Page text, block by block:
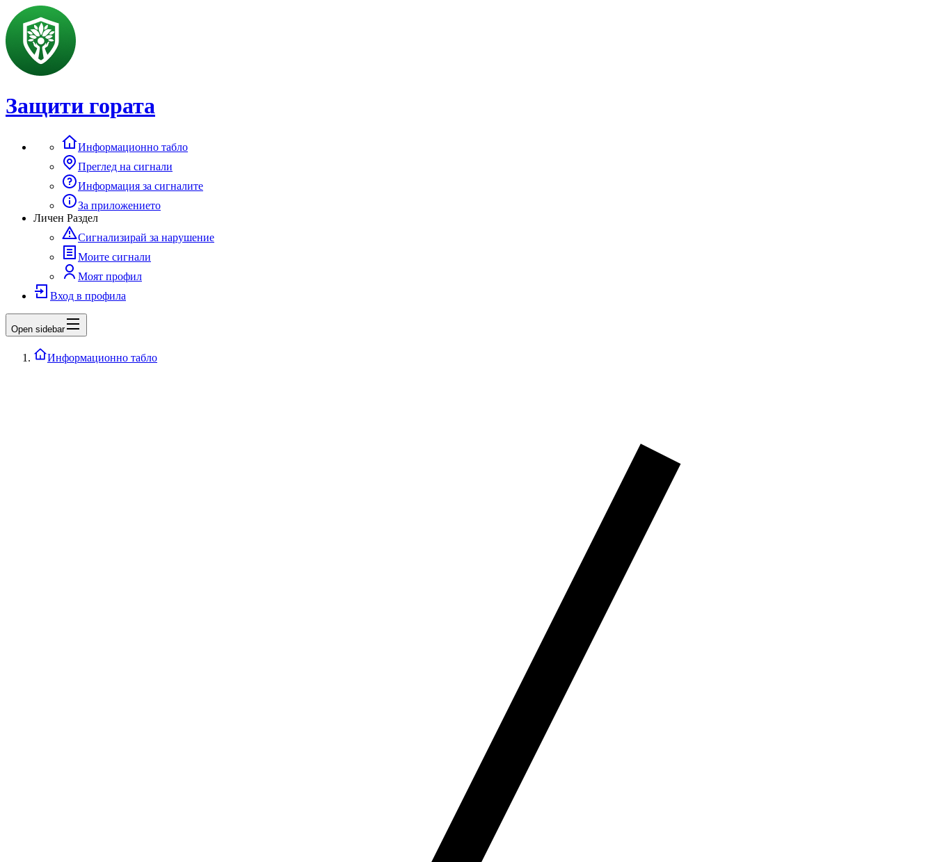
Защити гората
Информационно табло
Преглед на сигнали
Информация за сигналите
За приложението
Личен Раздел
Сигнализирай за нарушение
Моите сигнали
Моят профил
Вход в профила
Open sidebar
Информационно табло